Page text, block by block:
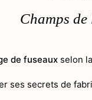
Champs
de fuseaux selon la
ses secrets de